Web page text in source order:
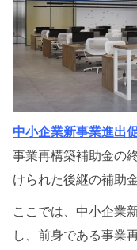
中小企業新事業進出
事業再構築補助金の
けられた後継の補助
ここでは、中小企業
し、前身である事業